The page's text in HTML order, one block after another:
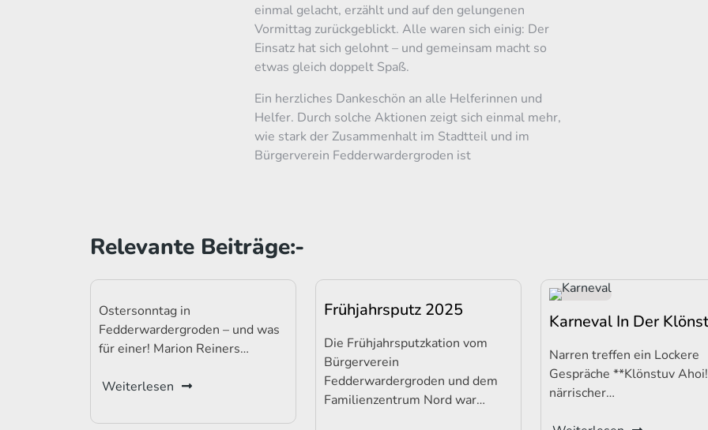
einmal gelacht, erzählt und auf den gelungenen
Vormittag zurückgeblickt. Alle waren sich einig: Der
Einsatz hat sich gelohnt – und gemeinsam macht so
etwas gleich doppelt Spaß.
Ein herzliches Dankeschön an alle Helferinnen und
Helfer. Durch solche Aktionen zeigt sich einmal mehr,
wie stark der Zusammenhalt im Stadtteil und im
Bürgerverein Fedderwardergroden ist
Relevante Beiträge:-
Ostersonntag in
Fedderwardergroden – und was
für einer! Marion Reiners…
Weiterlesen
Frühjahrsputz 2025
Die Frühjahrsputzkation vom
Bürgerverein
Fedderwardergroden und dem
Familienzentrum Nord war…
Karneval In Der
Narren treffen ein Lockere
Gespräche **Klönstuv
närrischer…